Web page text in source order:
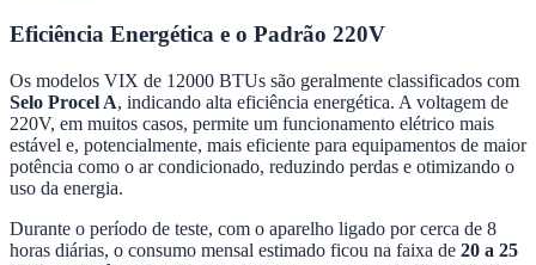
Eficiência Energética e o Padrão 220V
Os modelos VIX de 12000 BTUs são geralmente classificados com
Selo Procel A, indicando alta eficiência energética. A voltagem de
220V, em muitos casos, permite um funcionamento elétrico mais
estável e, potencialmente, mais eficiente para equipamentos de maior
potência como o ar condicionado, reduzindo perdas e otimizando o
uso da energia.
Durante o período de teste, com o aparelho ligado por cerca de 8
horas diárias, o consumo mensal estimado ficou na faixa de 20 a 25